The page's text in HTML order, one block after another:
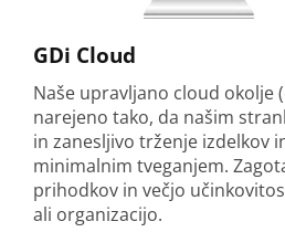
GDi Cloud
Naše upravljano cloud okolje
narejeno tako, da našim
in zanesljivo trženje izdelkov
minimalnim tveganjem.
prihodkov in večjo
ali organizacijo.